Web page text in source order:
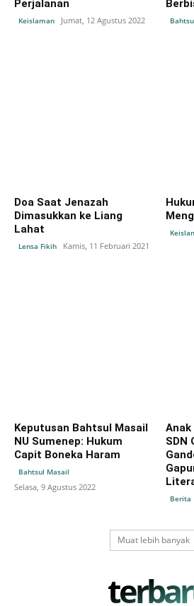
Perjalanan
Keislaman Jumat, 12 Agustus 2022
Doa Saat Jenazah
Dimasukkan ke Liang
Lahat
Lensa Fikih Kamis, 11 Februari 2021
Keputusan Bahtsul Masail
NU Sumenep: Hukum
Capit Boneka Haram
Bahtsul Masail
Selasa, 9 Agustus 2022
Anak
SDN
Berita
Muat lebih banyak